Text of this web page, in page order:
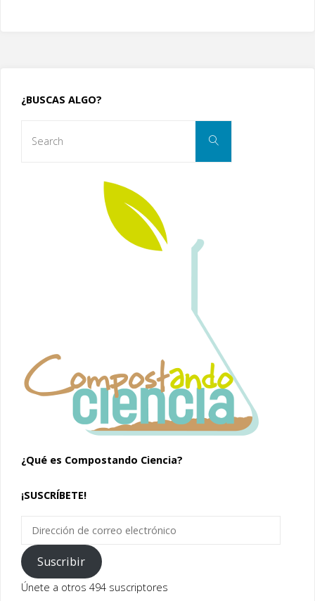
¿BUSCAS ALGO?
Search
¿Qué es Compostando Ciencia?
¡SUSCRÍBETE!
Dirección
correo
electrónico
Suscribir
Únete a otros 494 suscriptores